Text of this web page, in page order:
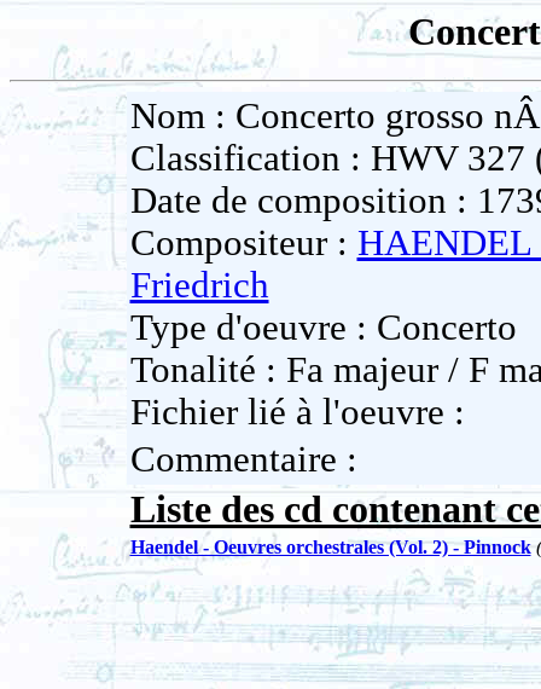
Nom : Concerto grosso
Classification : HWV 327
Date de composition :
Compositeur : HAENDEL
Friedrich
Type d'oeuvre : Concerto
Tonalité : Fa majeur / F
Fichier lié à l'oeuvre :
Commentaire :
Liste des cd contenant
Haendel - Oeuvres orchestrales (Vol. 2) - Pinnock